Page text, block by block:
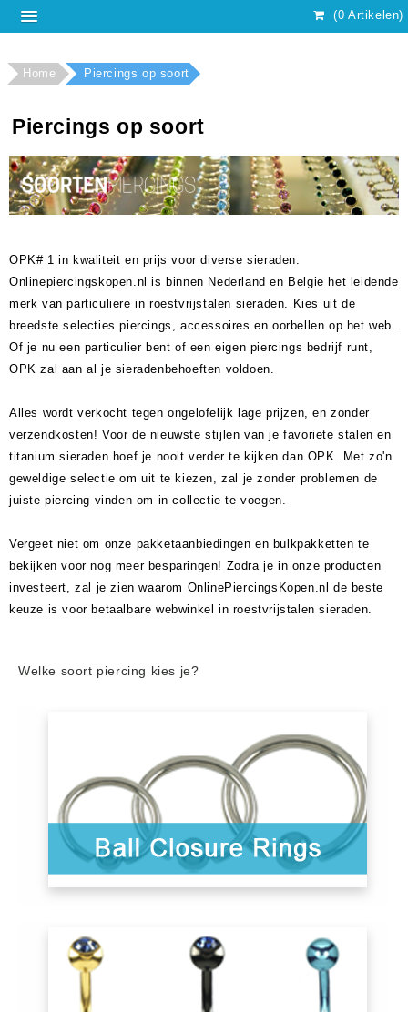
(0 Artikelen)
Home Piercings op soort
Piercings op soort
OPK# 1 in kwaliteit en prijs voor diverse sieraden.
Onlinepiercingskopen.nl is binnen Nederland en Belgie het leidende
merk van particuliere in roestvrijstalen sieraden. Kies uit de
breedste selecties piercings, accessoires en oorbellen op het web.
Of je nu een particulier bent of een eigen piercings bedrijf runt,
OPK zal aan al je sieradenbehoeften voldoen.
Alles wordt verkocht tegen ongelofelijk lage prijzen, en zonder
verzendkosten! Voor de nieuwste stijlen van je favoriete stalen en
titanium sieraden hoef je nooit verder te kijken dan OPK. Met zo'n
geweldige selectie om uit te kiezen, zal je zonder problemen de
juiste piercing vinden om in collectie te voegen.
Vergeet niet om onze pakketaanbiedingen en bulkpakketten te
bekijken voor nog meer besparingen! Zodra je in onze producten
investeert, zal je zien waarom OnlinePiercingsKopen.nl de beste
keuze is voor betaalbare webwinkel in roestvrijstalen sieraden.
Welke soort piercing kies je?